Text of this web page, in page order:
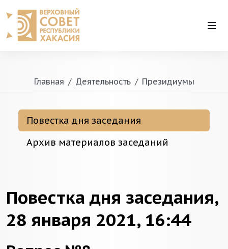
Главная Деятельность Президиумы
Повестка дня заседания
Архив материалов заседаний
Повестка дня заседания,
28 января 2021, 16:44